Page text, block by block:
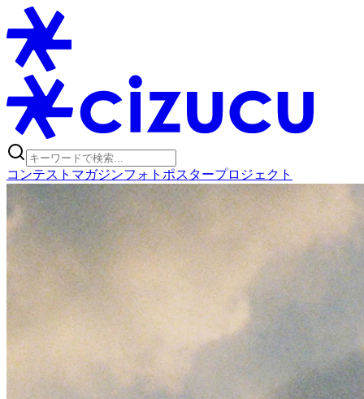
コンテスト マガジンフォトポスタープロジェクト